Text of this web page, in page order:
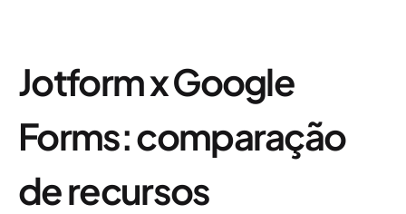
Jotform x Google
Forms: comparação
de recursos